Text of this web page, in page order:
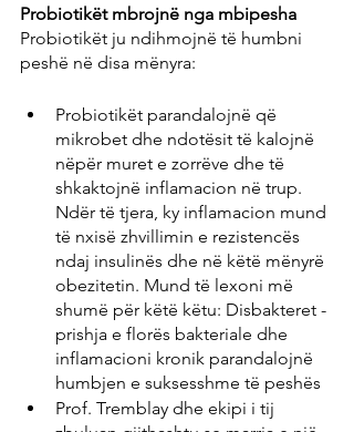
Probiotikët mbrojnë nga mbipesha
Probiotikët ju ndihmojnë të humbni
peshë në disa mënyra:
Probiotikët parandalojnë që
mikrobet dhe ndotësit të kalojnë
nëpër muret e zorrëve dhe të
shkaktojnë inflamacion në trup.
Ndër të tjera, ky inflamacion mund
të nxisë zhvillimin e rezistencës
ndaj insulinës dhe në këtë mënyrë
obezitetin. Mund të lexoni më
shumë për këtë këtu: Disbakteret -
prishja e florës bakteriale dhe
inflamacioni kronik parandalojnë
humbjen e suksesshme të peshës
Prof. Tremblay dhe ekipi i tij